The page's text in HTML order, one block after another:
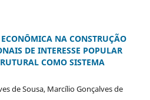
NA CONSTRUÇÃO
DE INTERESSE POPULAR
COMO SISTEMA
de Sousa, Marcílio Gonçalves de